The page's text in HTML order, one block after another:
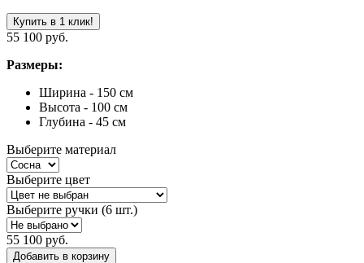
Купить в 1 клик!
55 100 руб.
Размеры:
Ширина - 150 см
Высота - 100 см
Глубина - 45 см
Выберите материал
Выберите цвет
Выберите ручки (6 шт.)
55 100 руб.
Добавить в корзину